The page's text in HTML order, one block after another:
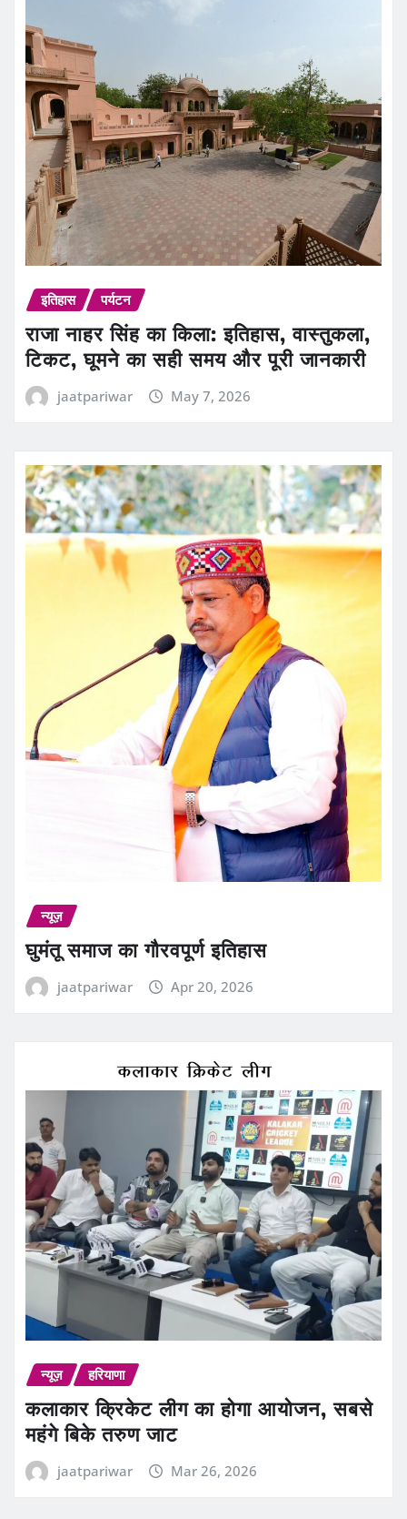
इतिहास पर्यटन
राजा नाहर सिंह का किला: इतिहास, वास्तुकला,
टिकट, घूमने का सही समय और पूरी जानकारी
jaatpariwar May 7, 2026
न्यूज़
घुमंतू समाज का गौरवपूर्ण इतिहास
jaatpariwar Apr 20, 2026
न्यूज़ हरियाणा
कलाकार क्रिकेट लीग का होगा आयोजन, सबसे
महंगे बिके तरुण जाट
jaatpariwar Mar 26, 2026